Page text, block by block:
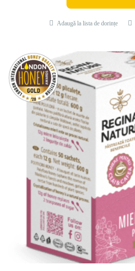
Adaugă la lista de dorințe